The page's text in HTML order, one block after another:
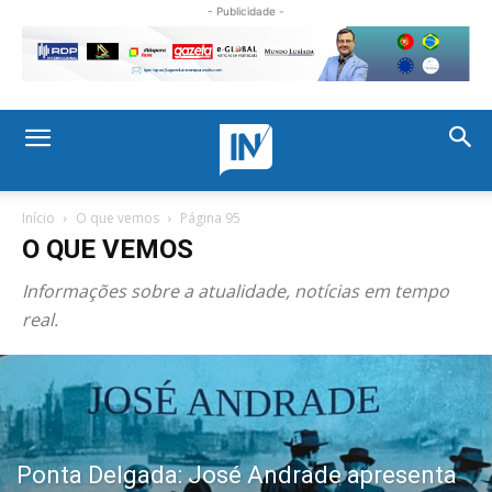
- Publicidade -
Início O que vemos Página 95
O QUE VEMOS
Informações sobre a atualidade, notícias em tempo
real.
Ponta Delgada: José Andrade apresenta